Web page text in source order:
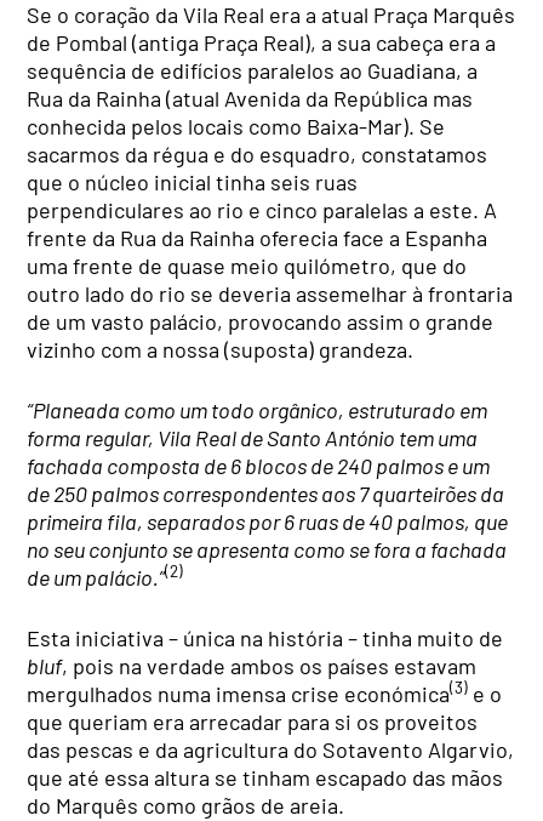
Se o coração da Vila Real era a atual Praça Marquês
de Pombal (antiga Praça Real), a sua cabeça era a
sequência de edifícios paralelos ao Guadiana, a
Rua da Rainha (atual Avenida da República mas
conhecida pelos locais como Baixa-Mar). Se
sacarmos da régua e do esquadro, constatamos
que o núcleo inicial tinha seis ruas
perpendiculares ao rio e cinco paralelas a este. A
frente da Rua da Rainha oferecia face a Espanha
uma frente de quase meio quilómetro, que do
outro lado do rio se deveria assemelhar à frontaria
de um vasto palácio, provocando assim o grande
vizinho com a nossa (suposta) grandeza.
“Planeada como um todo orgânico, estruturado em
forma regular, Vila Real de Santo António tem uma
fachada composta de 6 blocos de 240 palmos e um
de 250 palmos correspondentes aos 7 quarteirões da
primeira fila, separados por 6 ruas de 40 palmos, que
no seu conjunto se apresenta como se fora a fachada
de um palácio.”(2)
Esta iniciativa – única na história – tinha muito de
bluf, pois na verdade ambos os países estavam
mergulhados numa imensa crise económica(3) e o
que queriam era arrecadar para si os proveitos
das pescas e da agricultura do Sotavento Algarvio,
que até essa altura se tinham escapado das mãos
do Marquês como grãos de areia.